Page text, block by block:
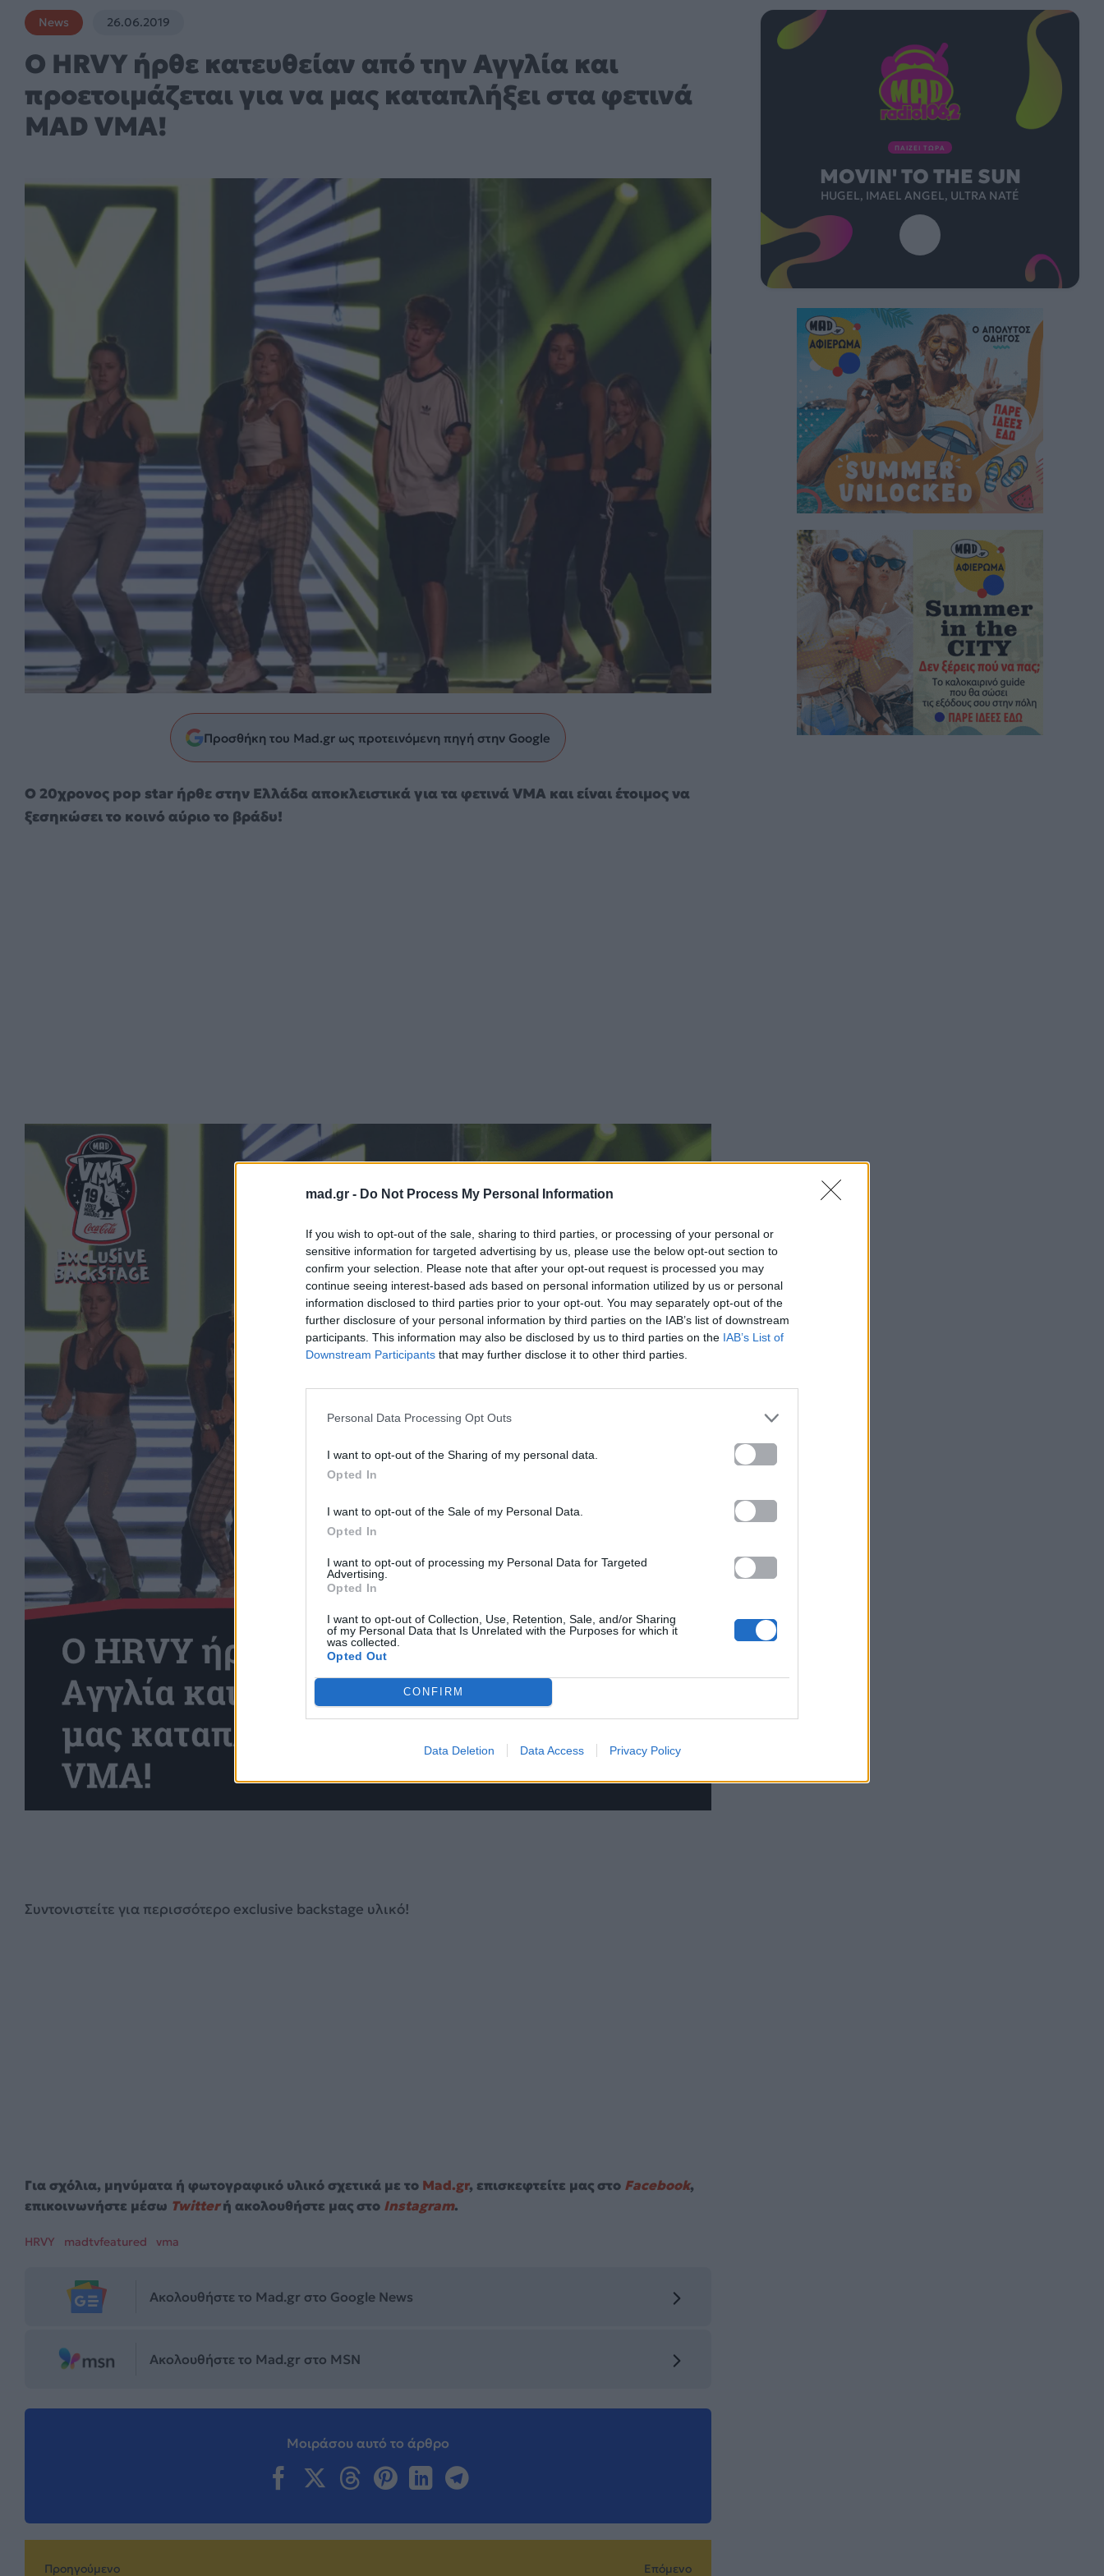
mad.gr - Do Not Process My Personal Information
If you wish to opt-out of the sale, sharing to third parties, or processing of your personal or
sensitive information for targeted advertising by us, please use the below opt-out section to
confirm your selection. Please note that after your opt-out request is processed you may
continue seeing interest-based ads based on personal information utilized by us or personal
information disclosed to third parties prior to your opt-out. You may separately opt-out of the
further disclosure of your personal information by third parties on the IAB’s list of downstream
participants. This information may also be disclosed by us to third parties on the IAB’s List of
Downstream Participants that may further disclose it to other third parties.
Personal Data Processing Opt Outs
I want to opt-out of the Sharing of my personal data.
Opted In
I want to opt-out of the Sale of my Personal Data.
Opted In
I want to opt-out of processing my Personal Data for Targeted
Advertising.
Opted In
I want to opt-out of Collection, Use, Retention, Sale, and/or Sharing
of my Personal Data that Is Unrelated with the Purposes for which it
was collected.
Opted Out
CONFIRM
Data Deletion Data Access Privacy Policy
News 26.06.2019
O HRVY ήρθε κατευθείαν από την Αγγλία και
προετοιμάζεται για να μας καταπλήξει στα φετινά
MAD VMA!
Προσθήκη του Mad.gr ως προτεινόμενη πηγή στην Google
O 20χρονος pop star ήρθε στην Ελλάδα αποκλειστικά για τα φετινά VMA και είναι έτοιμος να
ξεσηκώσει το κοινό αύριο το βράδυ!
Συντονιστείτε για περισσότερο exclusive backstage υλικό!
Για σχόλια, μηνύματα ή φωτογραφικό υλικό σχετικά με το Mad.gr, επισκεφτείτε μας στο Facebook,
επικοινωνήστε μέσω Twitterή ακολουθήστε μας στο Instagram.
HRVY madtvfeatured vma
Ακολουθήστε το Mad.gr στο Google News
Ακολουθήστε το Mad.gr στο MSN
Μοιράσου αυτό το άρθρο
Προηγούμενο Επόμενο
ΠΑΙΖΕΙ ΤΩΡΑ
MOVIN' TO THE SUN
HUGEL, IMAEL ANGEL, ULTRA NATÉ